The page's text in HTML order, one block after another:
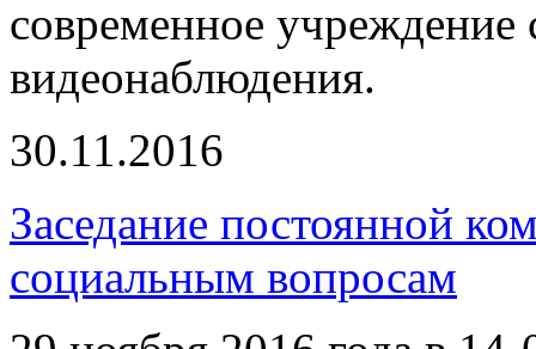
современное
видеонаблюдения.
30.11.2016
Заседание постоянной
социальным вопросам